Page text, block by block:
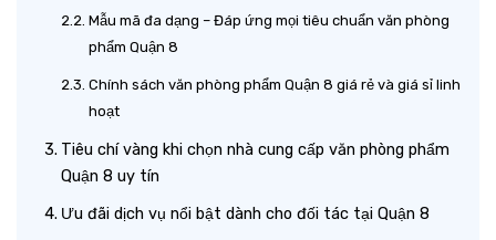
Mẫu mã đa dạng – Đáp ứng mọi tiêu chuẩn văn phòng
phẩm Quận 8
Chính sách văn phòng phẩm Quận 8 giá rẻ và giá sỉ linh
hoạt
Tiêu chí vàng khi chọn nhà cung cấp văn phòng phẩm
Quận 8 uy tín
Ưu đãi dịch vụ nổi bật dành cho đối tác tại Quận 8